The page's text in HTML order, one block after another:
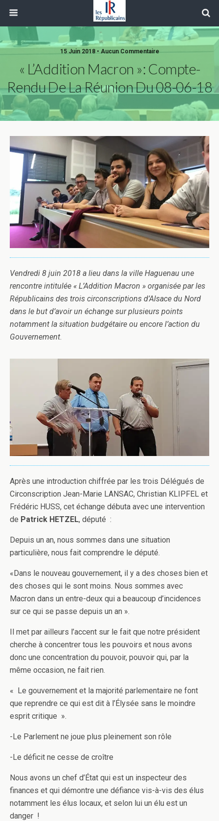
15 Juin 2018 • Aucun Commentaire
« L’Addition Macron »: Compte-
Rendu De La Réunion Du 08-06-18
Vendredi 8 juin 2018 a lieu dans la ville Haguenau une
rencontre intitulée « L’Addition Macron » organisée par les
Républicains des trois circonscriptions d’Alsace du Nord
dans le but d’avoir un échange sur plusieurs points
notamment la situation budgétaire ou encore l’action du
Gouvernement.
Après une introduction chiffrée par les trois Délégués de
Circonscription Jean-Marie LANSAC, Christian KLIPFEL et
Frédéric HUSS, cet échange débuta avec une intervention
de Patrick HETZEL, député :
Depuis un an, nous sommes dans une situation
particulière, nous fait comprendre le député.
«Dans le nouveau gouvernement, il y a des choses bien et
des choses qui le sont moins. Nous sommes avec
Macron dans un entre-deux qui a beaucoup d’incidences
sur ce qui se passe depuis un an ».
Il met par ailleurs l’accent sur le fait que notre président
cherche à concentrer tous les pouvoirs et nous avons
donc une concentration du pouvoir, pouvoir qui, par la
même occasion, ne fait rien.
« Le gouvernement et la majorité parlementaire ne font
que reprendre ce qui est dit à l’Élysée sans le moindre
esprit critique ».
-Le Parlement ne joue plus pleinement son rôle
-Le déficit ne cesse de croître
Nous avons un chef d’État qui est un inspecteur des
finances et qui démontre une défiance vis-à-vis des élus
notamment les élus locaux, et selon lui un élu est un
danger !